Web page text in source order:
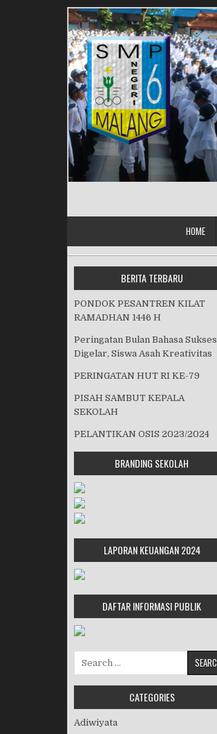
HOME
BERITA TERBARU
PONDOK PESANTREN KILAT
RAMADHAN 1446 H
Peringatan Bulan Bahasa Sukses
Digelar, Siswa Asah Kreativitas
PERINGATAN HUT RI KE-79
PISAH SAMBUT KEPALA
SEKOLAH
PELANTIKAN OSIS 2023/2024
BRANDING SEKOLAH
LAPORAN KEUANGAN 2024
DAFTAR INFORMASI PUBLIK
Search for:
CATEGORIES
Adiwiyata